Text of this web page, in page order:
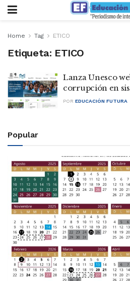
Home Tag ETICO
Etiqueta: ETICO
Lanza Unesco
corrupción en
POR EDUCACIÓN FUTURA
Popular